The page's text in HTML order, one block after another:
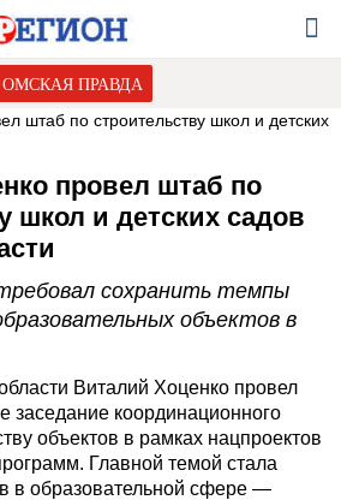
ОМСКАЯ ПРАВДА
провел штаб по
школ и детских садов
сохранить темпы
объектов в
Виталий Хоценко провел
заседание координационного
объектов в рамках нацпроектов
Главной темой стала
в образовательной сфере —